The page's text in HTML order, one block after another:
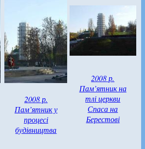
2008 р.
Пам’ятник у
процесі
будівництва
2008 р.
Пам’ятник на
тлі церкви
Спаса на
Берестові